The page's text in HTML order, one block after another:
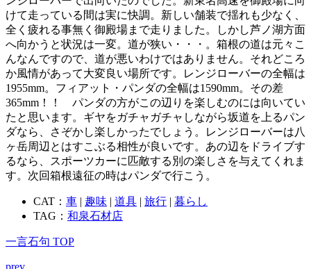
けて走っている間は実に快調。新しい舗装で揺れも少なく、
全く疲れる事無く御殿場まで走りました。しかし芦ノ湖方面
へ向かうと状況は一変。道が狭い・・・。箱根の道は元々こ
んなんですので、道が悪いわけではありません。それどころ
か風情があって大変良い場所です。レンジローバーの全幅は
1955mm。フィアット・パンダの全幅は1590mm。その差
365mm！！ パンダの方がこの辺りを楽しむのには向いてい
たと思います。ギヤをガチャガチャしながら坂道を上るパン
ダなら、さぞかし楽しかったでしょう。レンジローバーは八
ヶ岳周辺とはすこぶる相性が良いです。あの辺をドライブす
るなら、スポーツカーに匹敵する別の楽しさを与えてくれま
す。次回箱根遠征の時はパンダで行こう。
CAT： 車 | 趣味 | 道具 | 旅行 | 暮らし
TAG： 和泉石材店
一言石句 TOP
prev